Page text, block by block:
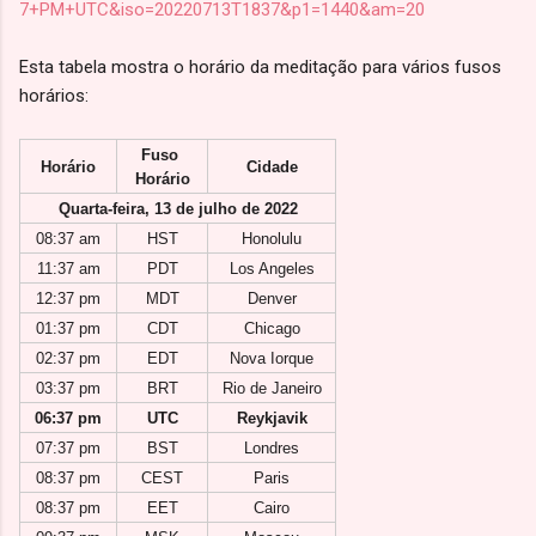
7+PM+UTC&iso=20220713T1837&p1=1440&am=20
Esta tabela mostra o horário da meditação para vários fusos
horários:
Horário
Fuso
Horário
Cidade
Quarta-feira, 13 de julho de 2022
08:37 am
HST
Honolulu
11:37 am
PDT
Los Angeles
12:37 pm
MDT
Denver
01:37 pm
CDT
Chicago
02:37 pm
EDT
Nova Iorque
03:37 pm
BRT
Rio de Janeiro
06:37 pm
UTC
Reykjavik
07:37 pm
BST
Londres
08:37 pm
CEST
Paris
08:37 pm
EET
Cairo